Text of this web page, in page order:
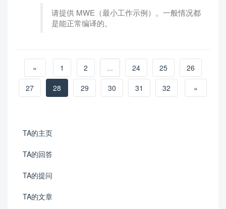
请提供 MWE（最小工作示例）。一般情况都
是能正常编译的。
« 1 2 ... 24 25
26
27
28 29 30 31 32 »
TA的主页
TA的回答
TA的提问
TA的文章